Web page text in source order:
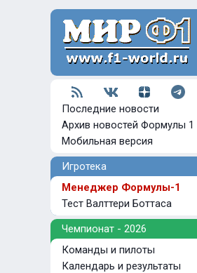
Последние новости
Архив новостей Формулы 1
Мобильная версия
Игротека
Менеджер Формулы-1
Тест Валттери Боттаса
Чемпионат - 2026
Команды и пилоты
Календарь и результаты